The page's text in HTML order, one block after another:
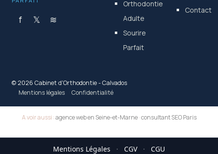
f 𝕏 ≋
Orthodontie
Adulte
Sourire
Parfait
Contact
© 2026 Cabinet d'Orthodontie - Calvados
Mentions légales
Confidentialité
A voir aussi :agence web en Seine-et-Marne·consultant SEO Paris
Mentions Légales · CGV · CGU